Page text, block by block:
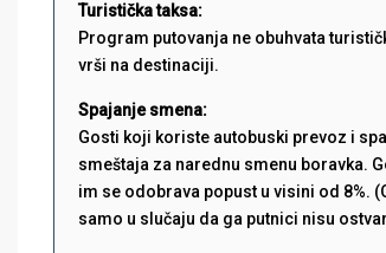
Turistička taksa:
Program putovanja ne obuhvata
vrši na destinaciji.
Spajanje smena:
Gosti koji koriste autobuski prevoz i
smeštaja za narednu smenu boravka.
im se odobrava popust u visini od 8%.
samo u slučaju da ga putnici nisu